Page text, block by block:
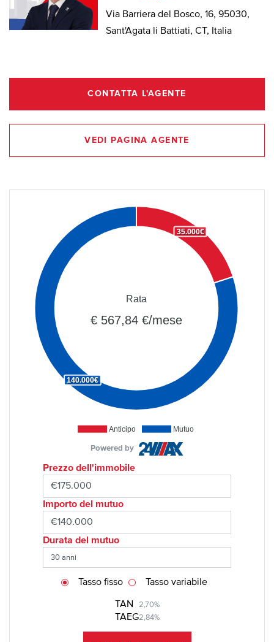
Via Barriera del Bosco, 16, 95030,
Sant'Agata li Battiati, CT, Italia
CONTATTA L'AGENTE
VEDI PAGINA AGENTE
Anticipo Mutuo
35.000€
140.000€
Rata
€ 567,84 €/mese
Powered by
Prezzo dell'immobile
Importo del mutuo
Durata del mutuo
TAN 2,70%
TAEG2,84%
Tasso fisso Tasso variabile